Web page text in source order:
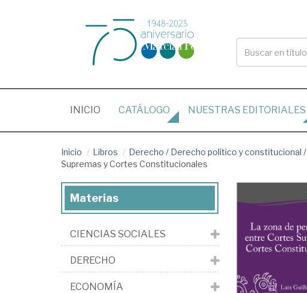
INICIO (CURRENT)
CATÁLOGO NUESTRAS EDITORIALES
Inicio Libros Derecho / Derecho político y constitucional /
Supremas y Cortes Constitucionales
Materias
CIENCIAS SOCIALES
DERECHO
ECONOMÍA